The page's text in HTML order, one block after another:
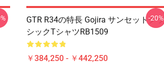
GTR R34の特長 Gojira サンセットクラ
シックTシャツRB1509
￥384,250 - ￥442,250
-20%